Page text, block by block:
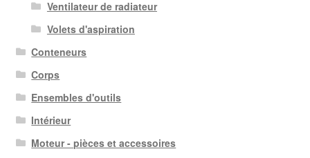
Ventilateur de radiateur
Volets d'aspiration
Conteneurs
Corps
Ensembles d'outils
Intérieur
Moteur - pièces et accessoires